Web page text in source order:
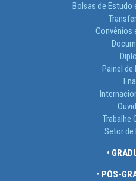
Bolsas de Estudo
Convênios
Painel
Trabalhe
Setor de
•
• PÓS-